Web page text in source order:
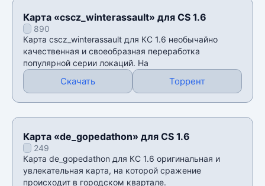
Карта «cscz_winterassault» для CS 1.6
890
Карта cscz_winterassault для КС 1.6 необычайно
качественная и своеобразная переработка
популярной серии локаций. На
Скачать Торрент
Карта «de_gopedathon» для CS 1.6
249
Карта de_gopedathon для КС 1.6 оригинальная и
увлекательная карта, на которой сражение
происходит в городском квартале.